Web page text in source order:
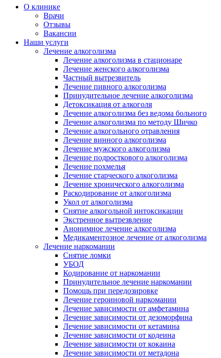
О клинике
Врачи
Отзывы
Вакансии
Наши услуги
Лечение алкоголизма
Лечение алкоголизма в стационаре
Лечение женского алкоголизма
Частный вытрезвитель
Лечение пивного алкоголизма
Принудительное лечение алкоголизма
Детоксикация от алкоголя
Лечение алкоголизма без ведома больного
Лечение алкоголизма по методу Шичко
Лечение алкогольного отравления
Лечение винного алкоголизма
Лечение мужского алкоголизма
Лечение подросткового алкоголизма
Лечение похмелья
Лечение старческого алкоголизма
Лечение хронического алкоголизма
Раскодирование от алкоголизма
Укол от алкоголизма
Снятие алкогольной интоксикации
Экстренное вытрезвление
Анонимное лечение алкоголизма
Медикаментозное лечение от алкоголизма
Лечение наркомании
Снятие ломки
УБОД
Кодирование от наркомании
Принудительное лечение наркомании
Помощь при передозировке
Лечение героиновой наркомании
Лечение зависимости от амфетамина
Лечение зависимости от дезоморфина
Лечение зависимости от кетамина
Лечение зависимости от кодеина
Лечение зависимости от кокаина
Лечение зависимости от метадона